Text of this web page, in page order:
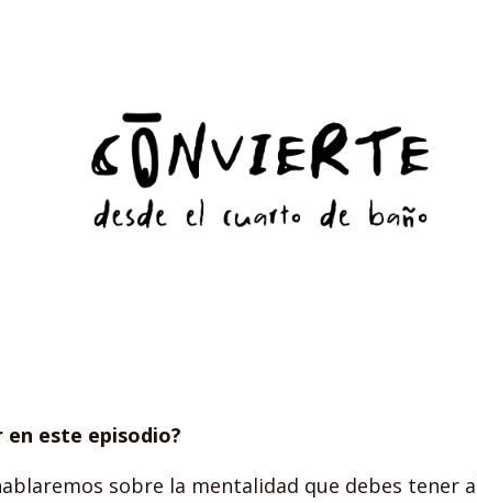
en este episodio?
sobre la mentalidad que debes tener